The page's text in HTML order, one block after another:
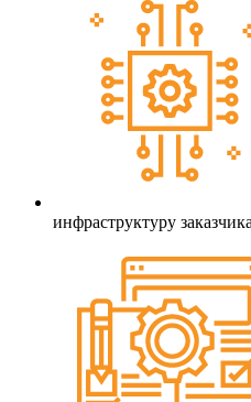
инфраструктуру заказчика